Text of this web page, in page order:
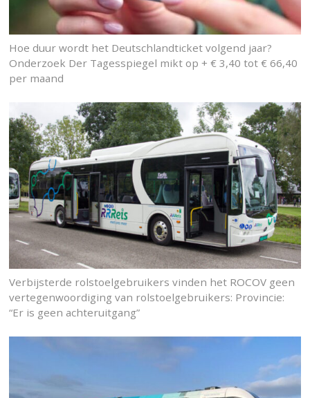
Hoe duur wordt het Deutschlandticket volgend jaar?
Onderzoek Der Tagesspiegel mikt op + € 3,40 tot € 66,40
per maand
Verbijsterde rolstoelgebruikers vinden het ROCOV geen
vertegenwoordiging van rolstoelgebruikers: Provincie:
“Er is geen achteruitgang”